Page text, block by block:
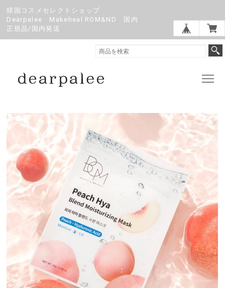
韓国コスメセレクトショップ
Dearpalee Makeheal ROM&ND 国内
正規品/国内発送